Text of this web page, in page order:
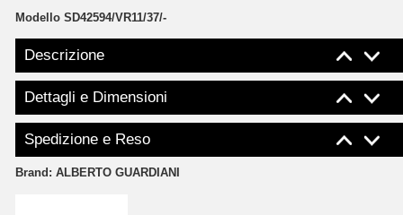
Modello SD42594/VR11/37/-
Descrizione
Dettagli e Dimensioni
Spedizione e Reso
Brand: ALBERTO GUARDIANI